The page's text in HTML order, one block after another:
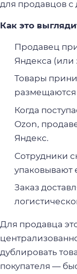
для продавцов с
Как это
Продавец
Яндекса (или
Товары
размещаются
Когда
Ozon,
Яндекс.
Сотрудники
упаковывают
Заказ
Для продавца
дублировать
покупателя —